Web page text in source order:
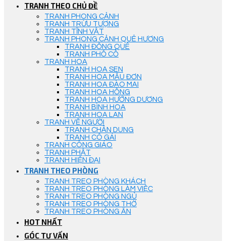
TRANH THEO CHỦ ĐỀ
TRANH PHONG CẢNH
TRANH TRỪU TƯỢNG
TRANH TĨNH VẬT
TRANH PHONG CẢNH QUÊ HƯƠNG
TRANH ĐỒNG QUÊ
TRANH PHỐ CỔ
TRANH HOA
TRANH HOA SEN
TRANH HOA MẪU ĐƠN
TRANH HOA ĐÀO MAI
TRANH HOA HỒNG
TRANH HOA HƯỚNG DƯƠNG
TRANH BÌNH HOA
TRANH HOA LAN
TRANH VẼ NGƯỜI
TRANH CHÂN DUNG
TRANH CÔ GÁI
TRANH CÔNG GIÁO
TRANH PHẬT
TRANH HIỆN ĐẠI
TRANH THEO PHÒNG
TRANH TREO PHÒNG KHÁCH
TRANH TREO PHÒNG LÀM VIỆC
TRANH TREO PHÒNG NGỦ
TRANH TREO PHÒNG THỜ
TRANH TREO PHÒNG ĂN
HOT NHẤT
GÓC TƯ VẤN